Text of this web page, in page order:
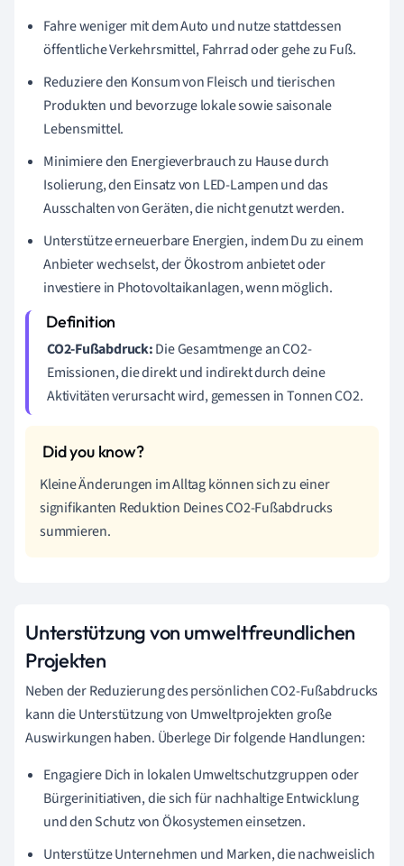
Fahre weniger mit dem Auto und nutze stattdessen
öffentliche Verkehrsmittel, Fahrrad oder gehe zu Fuß.
Reduziere den Konsum von Fleisch und tierischen
Produkten und bevorzuge lokale sowie saisonale
Lebensmittel.
Minimiere den Energieverbrauch zu Hause durch
Isolierung, den Einsatz von LED-Lampen und das
Ausschalten von Geräten, die nicht genutzt werden.
Unterstütze erneuerbare Energien, indem Du zu einem
Anbieter wechselst, der Ökostrom anbietet oder
investiere in Photovoltaikanlagen, wenn möglich.
CO2-Fußabdruck:Die Gesamtmenge an CO2-
Emissionen, die direkt und indirekt durch deine
Aktivitäten verursacht wird, gemessen in Tonnen CO2.
Kleine Änderungen im Alltag können sich zu einer
signifikanten Reduktion Deines CO2-Fußabdrucks
summieren.
Unterstützung von umweltfreundlichen
Projekten
Neben der Reduzierung des persönlichen CO2-Fußabdrucks
kann die Unterstützung von Umweltprojekten große
Auswirkungen haben. Überlege Dir folgende Handlungen:
Engagiere Dich in lokalen Umweltschutzgruppen oder
Bürgerinitiativen, die sich für nachhaltige Entwicklung
und den Schutz von Ökosystemen einsetzen.
Unterstütze Unternehmen und Marken, die nachweislich